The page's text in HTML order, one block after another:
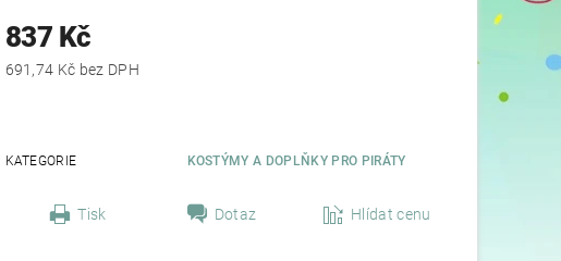
837 Kč
691,74 Kč bez DPH
KATEGORIE KOSTÝMY A DOPLŇKY PRO PIRÁTY
Tisk Dotaz Hlídat cenu